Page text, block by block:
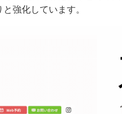
強化しています。